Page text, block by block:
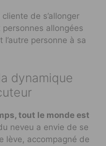
de s’allonger
allongées
personne à sa
dynamique
tout le monde est
neveu a envie de se
lève, accompagné de